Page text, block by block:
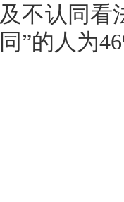
及不认同看
同”的人为